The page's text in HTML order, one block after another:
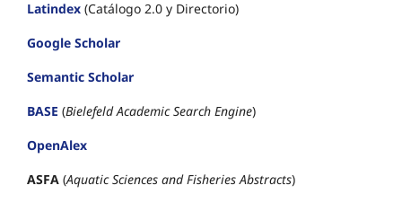
Latindex (Catálogo 2.0 y Directorio)
Google Scholar
Semantic Scholar
BASE (Bielefeld Academic Search Engine)
OpenAlex
ASFA (Aquatic Sciences and Fisheries Abstracts)